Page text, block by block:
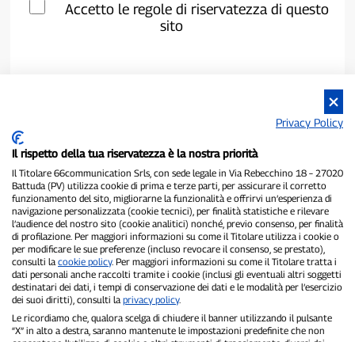
Accetto le regole di riservatezza di questo
sito
P300.it è una Testata Giornalistica indipendente
Registrazione numero 1/2021 del 1/2/2021 - Tribunale di Pavia
Proprietario ed editore:66communication Srls- P.IVA
02798890188
Direttore Responsabile:Alessandro Secchi- Vicedirettore:Federico
Benedusi
Privacy Policy-Cookie Policy
Privacy Policy
Il rispetto della tua riservatezza è la nostra priorità
Il Titolare 66communication Srls, con sede legale in Via Rebecchino 18 – 27020
Battuda (PV) utilizza cookie di prima e terze parti, per assicurare il corretto
funzionamento del sito, migliorarne la funzionalità e offrirvi un’esperienza di
navigazione personalizzata (cookie tecnici), per finalità statistiche e rilevare
l’audience del nostro sito (cookie analitici) nonché, previo consenso, per finalità
di profilazione. Per maggiori informazioni su come il Titolare utilizza i cookie o
per modificare le sue preferenze (incluso revocare il consenso, se prestato),
consulti la cookie policy. Per maggiori informazioni su come il Titolare tratta i
dati personali anche raccolti tramite i cookie (inclusi gli eventuali altri soggetti
destinatari dei dati, i tempi di conservazione dei dati e le modalità per l’esercizio
dei suoi diritti), consulti la privacy policy.
Le ricordiamo che, qualora scelga di chiudere il banner utilizzando il pulsante
“X” in alto a destra, saranno mantenute le impostazioni predefinite che non